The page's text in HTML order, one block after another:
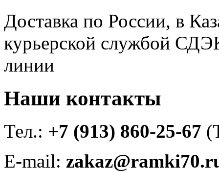
Доставка по России, в
курьерской службой
линии
Наши контакты
Тел.: +7 (913) 860-25-67
E-mail: